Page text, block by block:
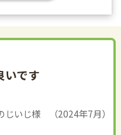
いです
じいじ様 （2024年7月）